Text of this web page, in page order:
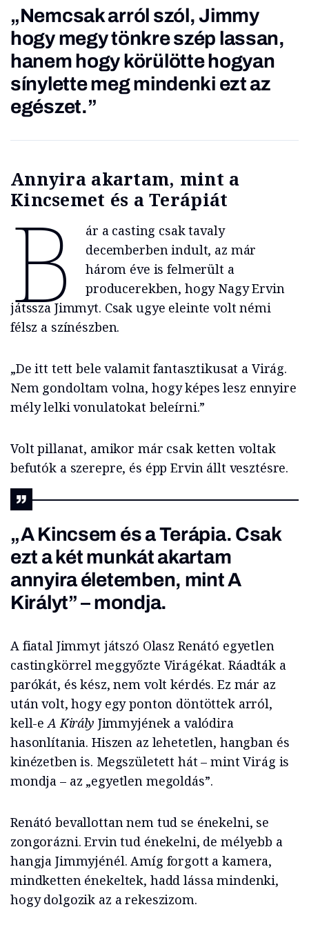
„Nemcsak arról szól, Jimmy
hogy megy tönkre szép lassan,
hanem hogy körülötte hogyan
sínylette meg mindenki ezt az
egészet.”
Annyira akartam, mint a
Kincsemet és a Terápiát
B
ár a casting csak tavaly
decemberben indult, az már
három éve is felmerült a
producerekben, hogy Nagy Ervin
játssza Jimmyt. Csak ugye eleinte volt némi
félsz a színészben.
„De itt tett bele valamit fantasztikusat a Virág.
Nem gondoltam volna, hogy képes lesz ennyire
mély lelki vonulatokat beleírni.”
Volt pillanat, amikor már csak ketten voltak
befutók a szerepre, és épp Ervin állt vesztésre.
„AKincsem és aTerápia. Csak
ezt a két munkát akartam
annyira életemben, mintA
Királyt”– mondja.
A fiatal Jimmyt játszó Olasz Renátó egyetlen
castingkörrel meggyőzte Virágékat. Ráadták a
parókát, és kész, nem volt kérdés. Ez már az
után volt, hogy egy ponton döntöttek arról,
kell-eA Király Jimmyjének a valódira
hasonlítania. Hiszen az lehetetlen, hangban és
kinézetben is. Megszületett hát – mint Virág is
mondja – az „egyetlen megoldás”.
Renátó bevallottan nem tud se énekelni, se
zongorázni. Ervin tud énekelni, de mélyebb a
hangja Jimmyjénél. Amíg forgott a kamera,
mindketten énekeltek, hadd lássa mindenki,
hogy dolgozik az a rekeszizom.